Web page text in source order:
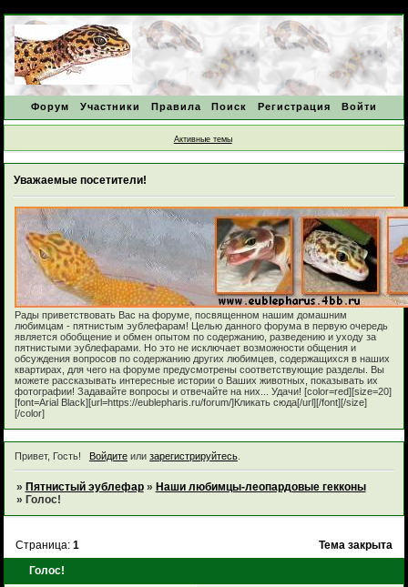
Форум Участники Правила Поиск Регистрация Войти
Активные темы
Уважаемые посетители!
Рады приветствовать Вас на форуме, посвященном нашим домашним
любимцам - пятнистым эублефарам! Целью данного форума в первую очередь
является обобщение и обмен опытом по содержанию, разведению и уходу за
пятнистыми эублефарами. Но это не исключает возможности общения и
обсуждения вопросов по содержанию других любимцев, содержащихся в наших
квартирах, для чего на форуме предусмотрены соответствующие разделы. Вы
можете рассказывать интересные истории о Ваших животных, показывать их
фотографии! Задавайте вопросы и отвечайте на них... Удачи! [color=red][size=20]
[font=Arial Black][url=https://eublepharis.ru/forum/]Кликать сюда[/url][/font][/size]
[/color]
Привет, Гость! Войдитеили зарегистрируйтесь.
» Пятнистый эублефар » Наши любимцы-леопардовые гекконы
» Голос!
Голос!
Страница: 1 Тема закрыта